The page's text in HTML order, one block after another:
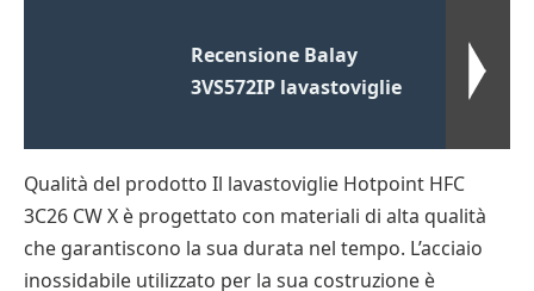
Recensione Balay
3VS572IP lavastoviglie
Qualità del prodotto Il lavastoviglie Hotpoint HFC
3C26 CW X è progettato con materiali di alta qualità
che garantiscono la sua durata nel tempo. L’acciaio
inossidabile utilizzato per la sua costruzione è